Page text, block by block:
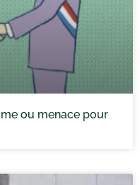
ou menace pour